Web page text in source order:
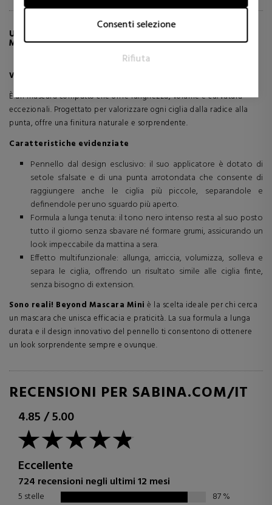
I cookie per il marketing vengono utilizzati per tracciare i
pertinenti e coinvolgenti per il singolo utente e quindi quelli
di maggior valore per gli editori e gli inserzionisti terzi.
Consenti selezione
Rifiuta
ULTERIORI INFORMAZIONI SU THEY'RE REAL!
MASK MASCARA
Vantaggio: sono reali! Oltre il mascara
È un mascara compatto che offre lunghezza, volume e curvatura
eccezionali. Progettato per valorizzare ogni ciglia dalla radice alla
punta, offre una finitura naturale e sorprendente.
Caratteristiche evidenziate
Pennello dal design esclusivo: il suo applicatore è dotato di
setole sfalsate e di una punta arrotondata che consente di
raggiungere anche le ciglia più piccole, separandole e
definendole per uno sguardo più aperto.
Formula a lunga tenuta: il tono nero intenso resta al suo posto
tutto il giorno senza sbavare né formare grumi, assicurando un
look impeccabile da mattina a sera.
Effetto multifunzionale: allunga, arriccia, volumizza, solleva e
separa le ciglia, offrendo un risultato simile alle ciglia finte,
senza bisogno di extension.
Sono reali! Beyond Mascara Mini è la scelta ideale per chi cerca
un mascara che unisca efficacia e praticità. La sua formula a lunga
durata e il design innovativo del pennello ti consentono di ottenere
un look sorprendente sempre e ovunque.
RECENSIONI PER SABINA.COM/IT
4.85/5.00
Eccellente
724 recensioni negli ultimi 12 mesi
5 stelle 87%